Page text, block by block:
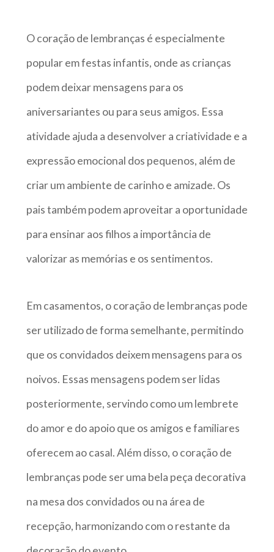
O coração de lembranças é especialmente
popular em festas infantis, onde as crianças
podem deixar mensagens para os
aniversariantes ou para seus amigos. Essa
atividade ajuda a desenvolver a criatividade e a
expressão emocional dos pequenos, além de
criar um ambiente de carinho e amizade. Os
pais também podem aproveitar a oportunidade
para ensinar aos filhos a importância de
valorizar as memórias e os sentimentos.
Em casamentos, o coração de lembranças pode
ser utilizado de forma semelhante, permitindo
que os convidados deixem mensagens para os
noivos. Essas mensagens podem ser lidas
posteriormente, servindo como um lembrete
do amor e do apoio que os amigos e familiares
oferecem ao casal. Além disso, o coração de
lembranças pode ser uma bela peça decorativa
na mesa dos convidados ou na área de
recepção, harmonizando com o restante da